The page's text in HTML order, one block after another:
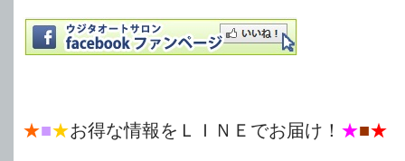
★■★お得な情報をＬＩＮＥでお届け！ ★■★